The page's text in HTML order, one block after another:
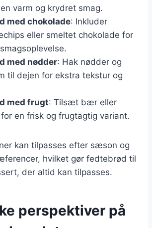
varm og krydret smag.
med chokolade: Inkluder
eller smeltet chokolade for
med nødder: Hak nødder og
til dejen for ekstra tekstur og
med frugt: Tilsæt bær eller
en frisk og frugtagtig variant.
kan tilpasses efter sæson og
hvilket gør fedtebrød til
der altid kan tilpasses.
perspektiver på